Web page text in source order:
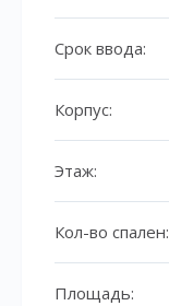
Срок ввода:
Корпус:
Этаж:
Кол-во спален:
Площадь: